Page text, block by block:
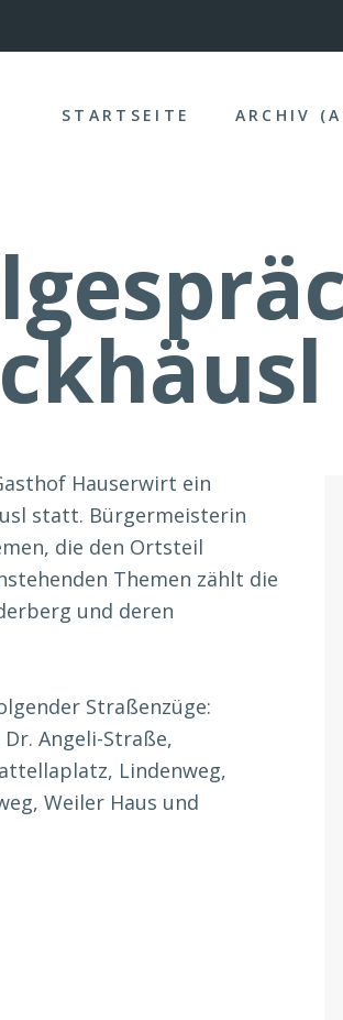
STARTSEITE ARCHIV
Hauserwirt ein
statt. Bürgermeisterin
die den Ortsteil
Themen zählt die
und deren
Straßenzüge:
Angeli-Straße,
Lindenweg,
Weiler Haus und